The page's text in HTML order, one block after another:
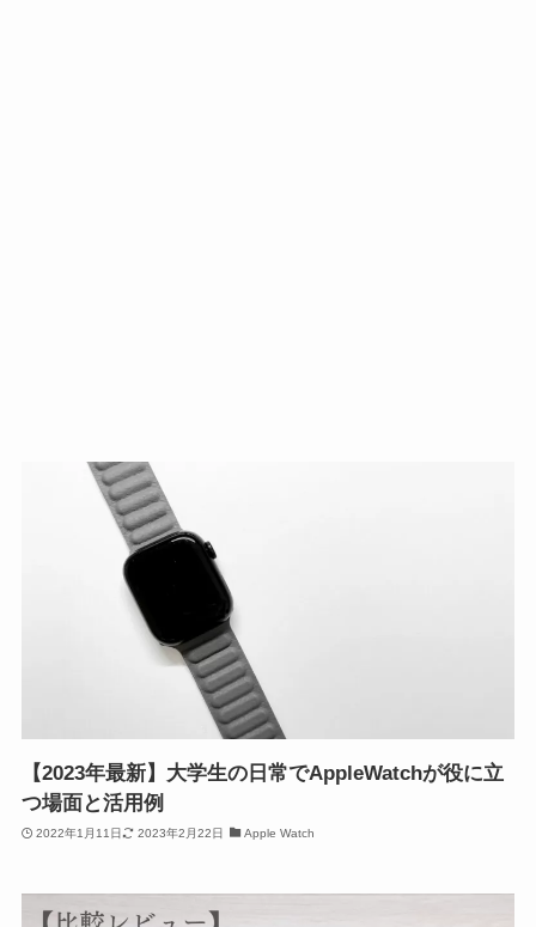
【2023年最新】大学生の日常でAppleWatchが役に立
つ場面と活用例
2022年1月11日 2023年2月22日 Apple Watch